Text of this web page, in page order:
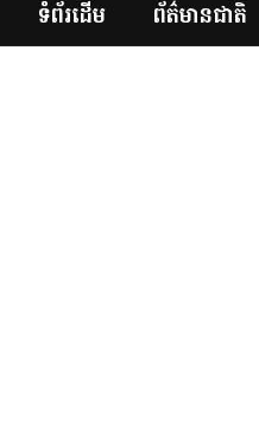
ទំព័រដើម ព័ត៌មានជាតិ